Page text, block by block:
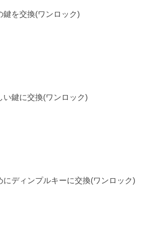
鍵を交換(ワンロック)
い鍵に交換(ワンロック)
にディンプルキーに交換(ワンロック)